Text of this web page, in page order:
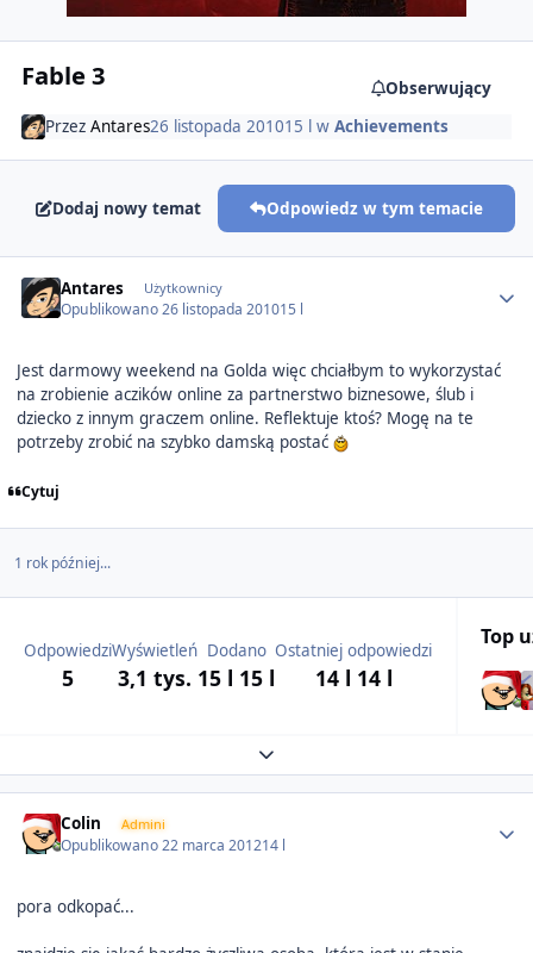
Fable 3
Obserwujący
Przez Antares26 listopada 201015 l w Achievements
Dodaj nowy temat Odpowiedz w tym temacie
Antares Użytkownicy
Opublikowano26 listopada 201015 l
Jest darmowy weekend na Golda więc chciałbym to wykorzystać
na zrobienie aczików online za partnerstwo biznesowe, ślub i
dziecko z innym graczem online. Reflektuje ktoś? Mogę na te
potrzeby zrobić na szybko damską postać
Cytuj
1 rok później...
Odpowiedzi
5
Wyświetleń
3,1 tys.
Dodano
15 l 15 l
Ostatniej odpowiedzi
14 l 14 l
Top
Expand topic overview
Colin Admini
Opublikowano22 marca 201214 l
pora odkopać...